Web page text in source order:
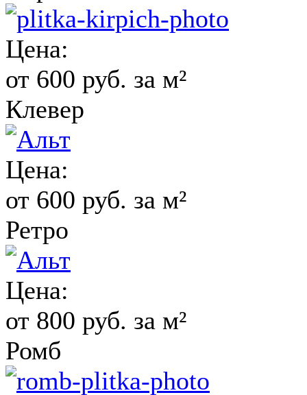
Цена:
от 600 руб. за м²
Клевер
Цена:
от 600 руб. за м²
Ретро
Цена:
от 800 руб. за м²
Ромб